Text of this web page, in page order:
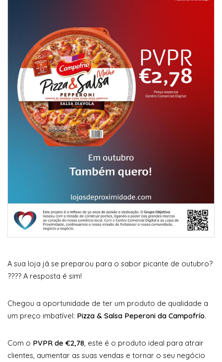
A sua loja já se preparou para o sabor picante de outubro?
???? A resposta é sim!
Chegou a oportunidade de ter um produto de qualidade a
um preço imbatível: Pizza & Salsa Peperoni da Campofrío.
Com o PVPR de €2,78 , este é o produto ideal para atrair
clientes, aumentar as suas vendas e tornar o seu negócio